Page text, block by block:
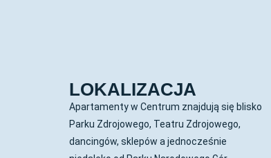
LOKALIZACJA
Apartamenty w Centrum znajdują się blisko
Parku Zdrojowego, Teatru Zdrojowego,
dancingów, sklepów a jednocześnie